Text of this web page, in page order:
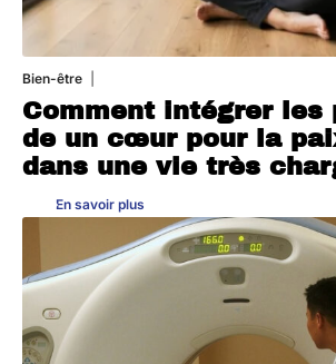
Bien-être
Comment intégrer les
de un cœur pour la
dans une vie très
En savoir plus